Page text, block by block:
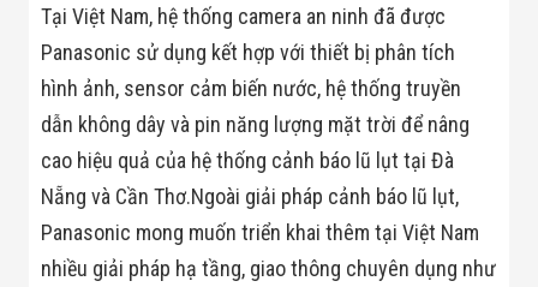
Máy Dò Kim
Loại Công
Nghiệp
Thiết Bị Công
Nghệ Cao
Ống Nhòm
Chuyên Dụng
Đo Lực - Sức
Căng - Sức
Nén
Máy Kiểm Tra
Khuyết Tật
Tại Việt Nam, hệ thống camera an ninh đã được
Panasonic sử dụng kết hợp với thiết bị phân tích
hình ảnh, sensor cảm biến nước, hệ thống truyền
dẫn không dây và pin năng lượng mặt trời để nâng
cao hiệu quả của hệ thống cảnh báo lũ lụt tại Đà
Nẵng và Cần Thơ.Ngoài giải pháp cảnh báo lũ lụt,
Panasonic mong muốn triển khai thêm tại Việt Nam
nhiều giải pháp hạ tầng, giao thông chuyên dụng như